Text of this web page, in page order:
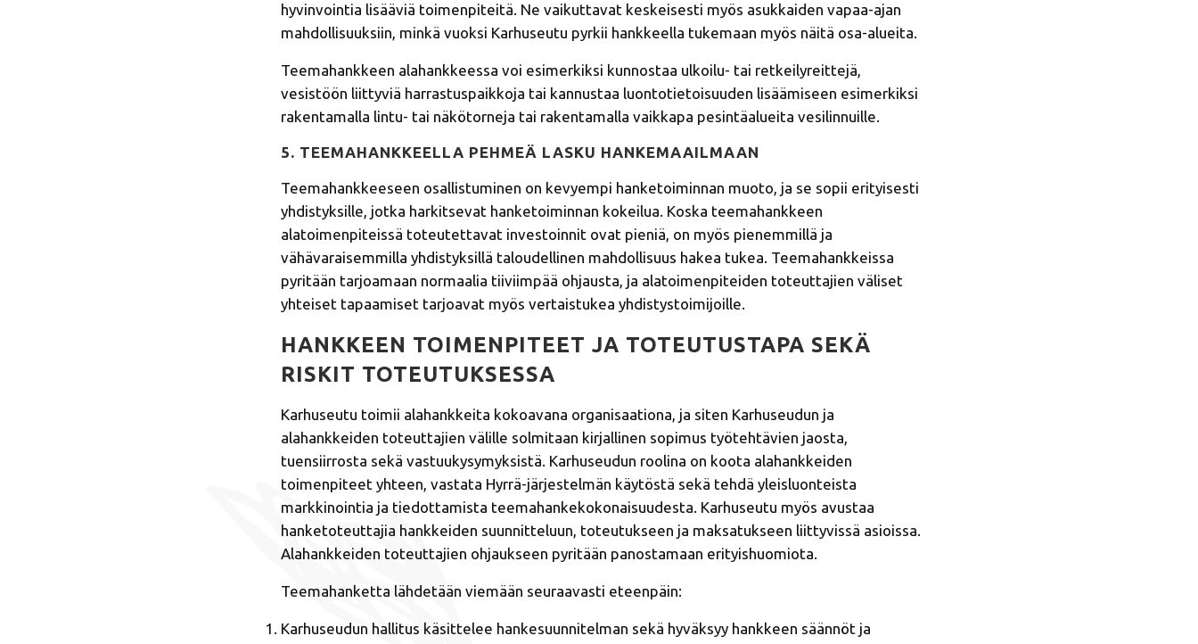
hyvinvointia lisääviä toimenpiteitä. Ne vaikuttavat keskeisesti myös asukkaiden vapaa-ajan
mahdollisuuksiin, minkä vuoksi Karhuseutu pyrkii hankkeella tukemaan myös näitä osa-alueita.
Teemahankkeen alahankkeessa voi esimerkiksi kunnostaa ulkoilu- tai retkeilyreittejä,
vesistöön liittyviä harrastuspaikkoja tai kannustaa luontotietoisuuden lisäämiseen esimerkiksi
rakentamalla lintu- tai näkötorneja tai rakentamalla vaikkapa pesintäalueita vesilinnuille.
5. TEEMAHANKKEELLA PEHMEÄ LASKU HANKEMAAILMAAN
Teemahankkeeseen osallistuminen on kevyempi hanketoiminnan muoto, ja se sopii erityisesti
yhdistyksille, jotka harkitsevat hanketoiminnan kokeilua. Koska teemahankkeen
alatoimenpiteissä toteutettavat investoinnit ovat pieniä, on myös pienemmillä ja
vähävaraisemmilla yhdistyksillä taloudellinen mahdollisuus hakea tukea. Teemahankkeissa
pyritään tarjoamaan normaalia tiiviimpää ohjausta, ja alatoimenpiteiden toteuttajien väliset
yhteiset tapaamiset tarjoavat myös vertaistukea yhdistystoimijoille.
HANKKEEN TOIMENPITEET JA TOTEUTUSTAPA SEKÄ
RISKIT TOTEUTUKSESSA
Karhuseutu toimii alahankkeita kokoavana organisaationa, ja siten Karhuseudun ja
alahankkeiden toteuttajien välille solmitaan kirjallinen sopimus työtehtävien jaosta,
tuensiirrosta sekä vastuukysymyksistä. Karhuseudun roolina on koota alahankkeiden
toimenpiteet yhteen, vastata Hyrrä-­järjestelmän käytöstä sekä tehdä yleisluonteista
markkinointia ja tiedottamista teemahankekokonaisuudesta. Karhuseutu myös avustaa
hanketoteuttajia hankkeiden suunnitteluun, toteutukseen ja maksatukseen liittyvissä asioissa.
Alahankkeiden toteuttajien ohjaukseen pyritään panostamaan erityishuomiota.
Teemahanketta lähdetään viemään seuraavasti eteenpäin:
Karhuseudun hallitus käsittelee hankesuunnitelman sekä hyväksyy hankkeen säännöt ja